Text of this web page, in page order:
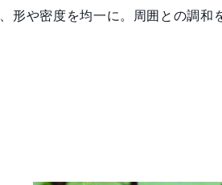
形や密度を均一に。周囲との調和